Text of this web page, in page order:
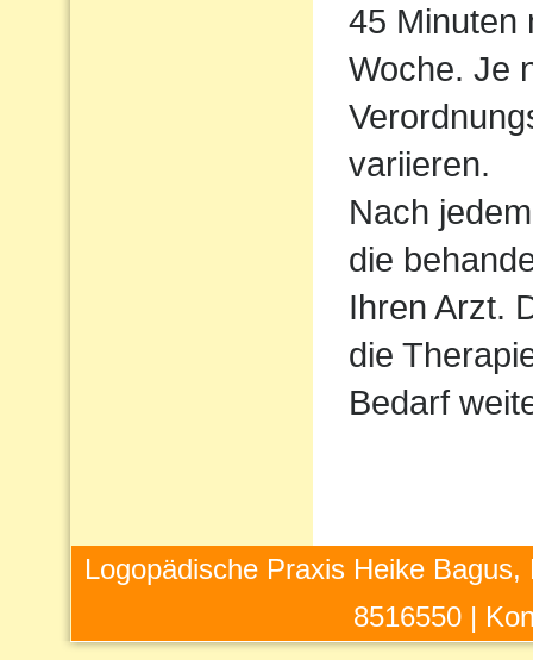
45 Minuten
Woche. Je
variieren.
Nach
die
Ihren Arzt.
die
Bedarf
Logopädische Praxis Heike
8516550 |